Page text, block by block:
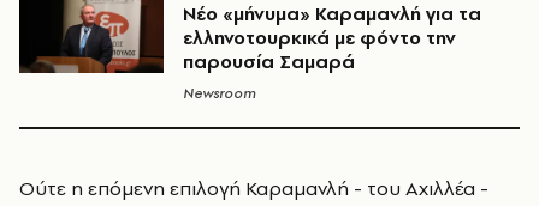
Νέο «μήνυμα» Καραμανλή για τα
ελληνοτουρκικά με φόντο την
παρουσία Σαμαρά
Newsroom
Ούτε η επόμενη επιλογή Καραμανλή - του Αχιλλέα -